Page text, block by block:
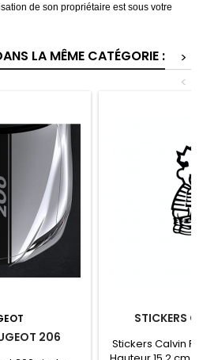
de son propriétaire est sous votre
LA MÊME CATÉGORIE :
>
<
206
STICKERS
Stickers Calvin